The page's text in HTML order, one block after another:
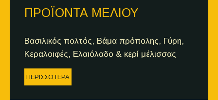
ΠΡΟΪΟΝΤΑ ΜΕΛΙΟΥ
Βασιλικός πολτός, Βάμα πρόπολης, Γύρη,
Κεραλοιφές, Ελαιόλαδο & κερί μέλισσας
ΠΕΡΙΣΣΟΤΕΡΑ